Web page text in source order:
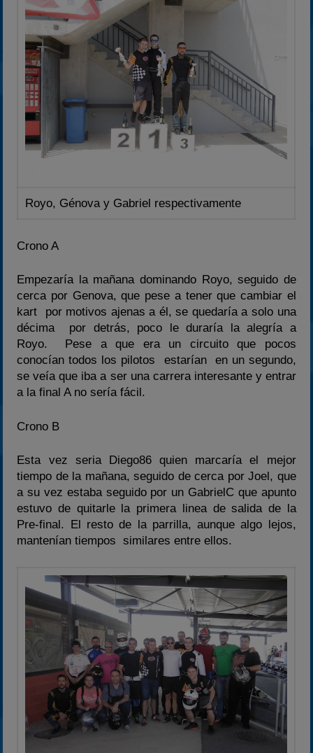
Royo, Génova y Gabriel respectivamente
Crono A
Empezaría la mañana dominando Royo, seguido de
cerca por Genova, que pese a tener que cambiar el
kart por motivos ajenas a él, se quedaría a solo una
décima por detrás, poco le duraría la alegría a
Royo. Pese a que era un circuito que pocos
conocían todos los pilotos estarían en un segundo,
se veía que iba a ser una carrera interesante y entrar
a la final A no sería fácil.
Crono B
Esta vez seria Diego86 quien marcaría el mejor
tiempo de la mañana, seguido de cerca por Joel, que
a su vez estaba seguido por un GabrielC que apunto
estuvo de quitarle la primera linea de salida de la
Pre-final. El resto de la parrilla, aunque algo lejos,
mantenían tiempos similares entre ellos.